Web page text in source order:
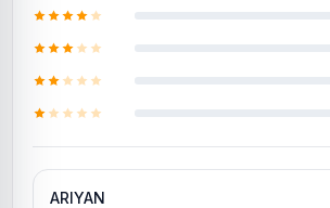
ARIYAN